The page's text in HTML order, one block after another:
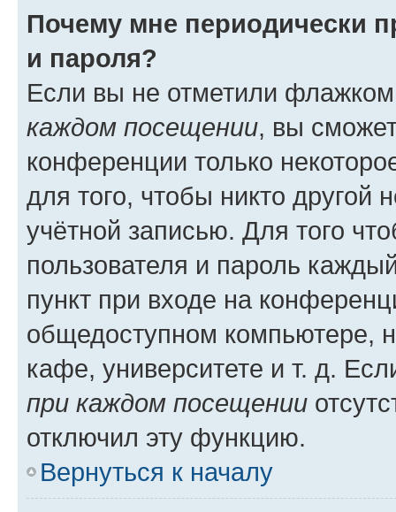
Почему мне периодически
и пароля?
Если вы не отметили
каждом посещении, вы
конференции только
для того, чтобы никто другой
учётной записью. Для того
пользователя и пароль
пункт при входе на
общедоступном компьютере,
кафе, университете и т. д.
при каждом посещении
отключил эту функцию.
Вернуться к началу